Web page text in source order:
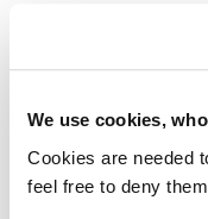
We use cookies,
Cookies are needed
feel free to deny
evenementen
moderne
Daarnaast